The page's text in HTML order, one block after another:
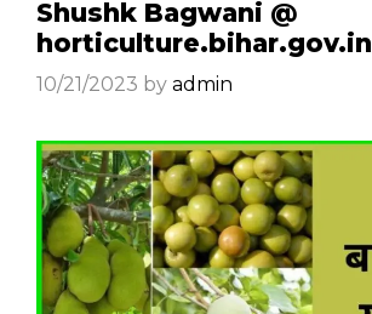
Shushk Bagwani @
horticulture.bihar.gov.in
10/21/2023 by admin